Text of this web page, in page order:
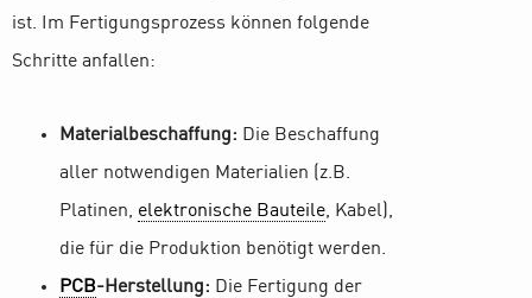
ist. Im Fertigungsprozess können folgende
Schritte anfallen:
Materialbeschaffung: Die Beschaffung
aller notwendigen Materialien (z.B.
Platinen, elektronische Bauteile, Kabel),
die für die Produktion benötigt werden.
PCB-Herstellung: Die Fertigung der